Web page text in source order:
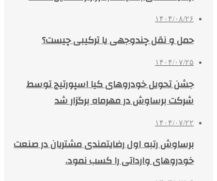
۱۴۰۴/۰۸/۲۶
حمل و نقل چندوجهی یا ترکیبی چیست؟
۱۴۰۴/۰۷/۲۵
جشن تحویل خودروهای کیا اسپورتیج توسط
شرکت برساوش در مهرماه برگزار شد
۱۴۰۴/۰۷/۲۲
برساوش رتبه اول رضایتمندی مشتریان در صنعت
خودروهای وارداتی را کسب نمود.